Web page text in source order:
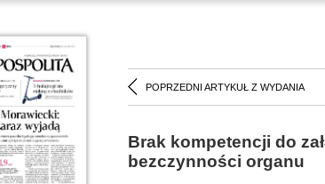
POPRZEDNI ARTYKUŁ Z WYDANIA
Brak kompetencji do
bezczynności organu